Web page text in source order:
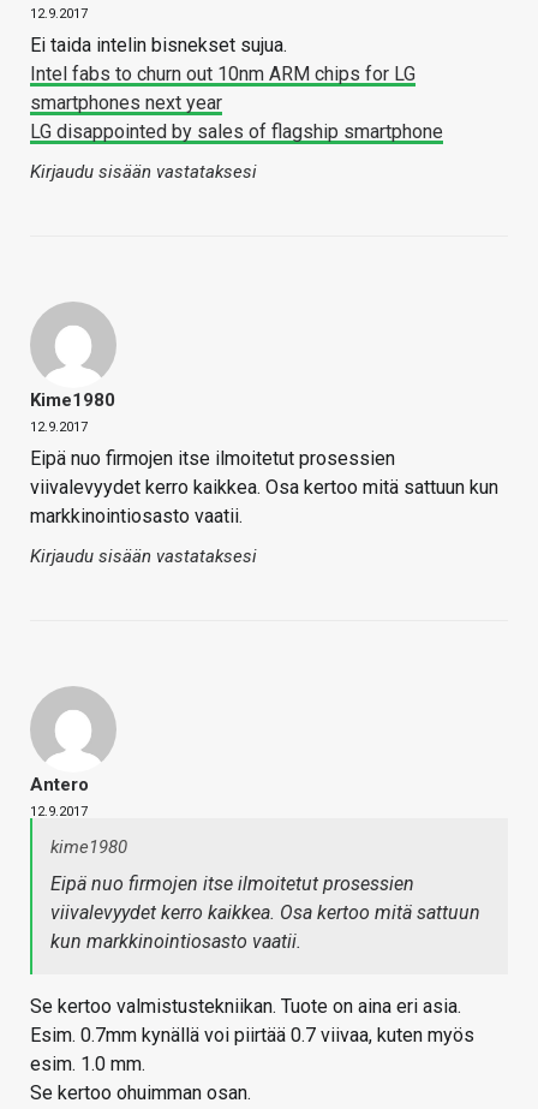
12.9.2017
Ei taida intelin bisnekset sujua.
Intel fabs to churn out 10nm ARM chips for LG
smartphones next year
LG disappointed by sales of flagship smartphone
Kirjaudu sisään vastataksesi
Kime1980
12.9.2017
Eipä nuo firmojen itse ilmoitetut prosessien
viivalevyydet kerro kaikkea. Osa kertoo mitä sattuun kun
markkinointiosasto vaatii.
Kirjaudu sisään vastataksesi
Antero
12.9.2017
kime1980
Eipä nuo firmojen itse ilmoitetut prosessien
viivalevyydet kerro kaikkea. Osa kertoo mitä sattuun
kun markkinointiosasto vaatii.
Se kertoo valmistustekniikan. Tuote on aina eri asia.
Esim. 0.7mm kynällä voi piirtää 0.7 viivaa, kuten myös
esim. 1.0 mm.
Se kertoo ohuimman osan.